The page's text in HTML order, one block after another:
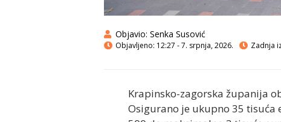
Objavio: Senka Susović
Objavljeno: 12:27 - 7. srpnja, 2026. Zadnja
Krapinsko-zagorska županija
Osigurano je ukupno 35